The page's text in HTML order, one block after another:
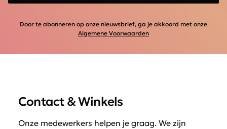
Door te abonneren op onze nieuwsbrief, ga je akkoord met onze
Algemene Voorwaarden
Contact & Winkels
Onze medewerkers helpen je graag. We zijn